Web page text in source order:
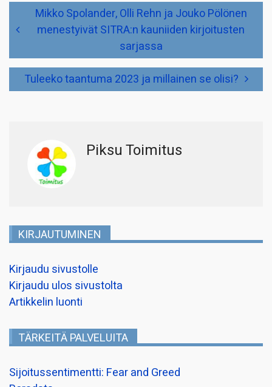
ArtikkelienMikko Spolander, Olli Rehn ja Jouko Pölönen
menestyivät SITRA:n kauniiden kirjoitusten
sarjassa
Tuleeko taantuma 2023 ja millainen se olisi?
Piksu Toimitus
KIRJAUTUMINEN
Kirjaudu sivustolle
Kirjaudu ulos sivustolta
Artikkelin luonti
TÄRKEITÄ PALVELUITA
Sijoitussentimentti: Fear and Greed